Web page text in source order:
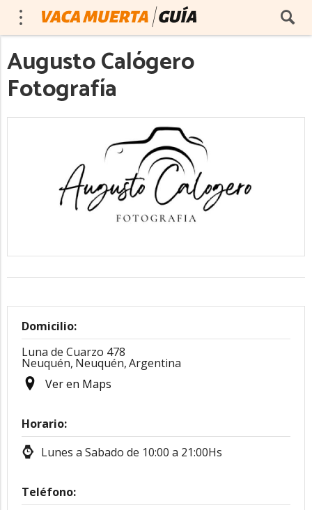
Augusto Calógero
Fotografía
Domicilio:
Luna de Cuarzo 478
Neuquén, Neuquén,Argentina
Ver en Maps
Horario:
Lunes a Sabado de 10:00 a 21:00Hs
Teléfono: